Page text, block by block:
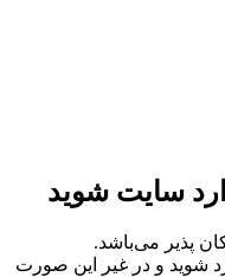
سایت شوید
پذیر می‌باشد.
شوید و در غیر این صورت